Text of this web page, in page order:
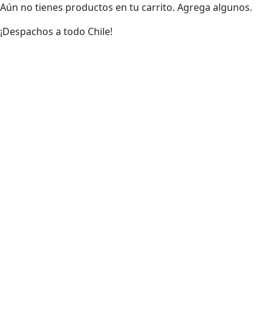
Aún no tienes productos en tu carrito. Agrega algunos.
¡Despachos a todo Chile!